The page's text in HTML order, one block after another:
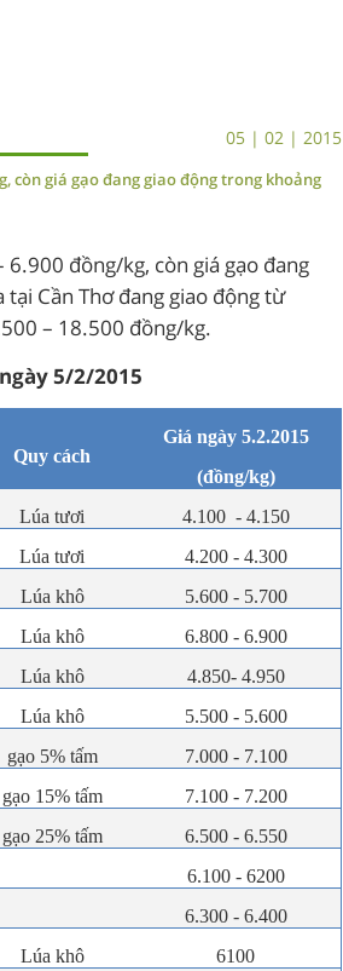
05 | 02 | 2015
còn giá gạo đang giao động trong khoảng
đồng/kg, còn giá gạo đang
Cần Thơ đang giao động từ
– 18.500 đồng/kg.
5/2/2015
Quy cách
Giá ngày 5.2.2015
(đồng/kg)
Lúa tươi
4.100 - 4.150
Lúa tươi
4.200 - 4.300
Lúa khô
5.600 - 5.700
Lúa khô
6.800 - 6.900
Lúa khô
4.850- 4.950
Lúa khô
5.500 - 5.600
gạo 5% tấm
7.000 - 7.100
gạo 15% tấm
7.100 - 7.200
gạo 25% tấm
6.500 - 6.550
6.100 - 6200
6.300 - 6.400
Lúa khô
6100